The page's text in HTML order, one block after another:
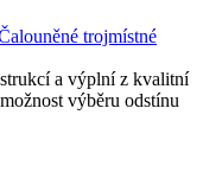
trojmístné
a výplní z kvalitní
výběru odstínu